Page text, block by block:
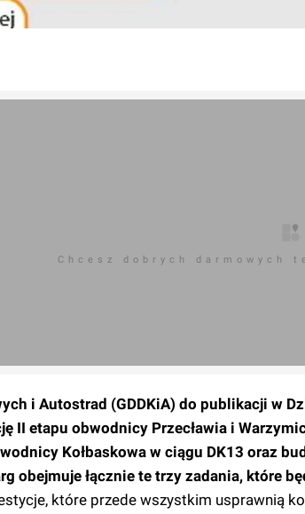
Chcesz dobrych darmowych
i Autostrad (GDDKiA) do publikacji w
II etapu obwodnicy Przecławia i
Kołbaskowa w ciągu DK13 oraz
obejmuje łącznie te trzy zadania, które
które przede wszystkim usprawnią